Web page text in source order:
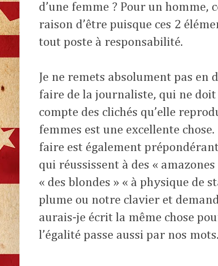
d’une femme ? Pour un homme,
raison d’être puisque ces 2
tout poste à responsabilité.
Je ne remets absolument pas en
faire de la journaliste, qui ne doit
compte des clichés qu’elle
femmes est une excellente
faire est également
qui réussissent à des «
« des blondes » « à physique de
plume ou notre clavier et
aurais-je écrit la même chose
l’égalité passe aussi par nos